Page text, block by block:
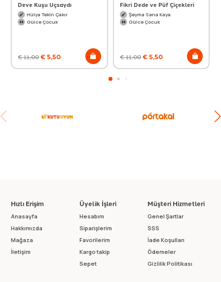
Deve Kuşu Uçsaydı
Hülya Tekin Çakır
Gülce Çocuk
€11,00€ 5,50
Fikri Dede ve Püf Çiçekleri
Şeyma Sena Kaya
Gülce Çocuk
€11,00€5,50
Hızlı Erişim
Anasayfa
Hakkımızda
Mağaza
İletişim
Üyelik İşleri
Hesabım
Siparişlerim
Favorilerim
Kargo takip
Sepet
Müşteri Hizmetleri
Genel Şartlar
SSS
İade Koşulları
Ödemeler
Gizlilik Politikası